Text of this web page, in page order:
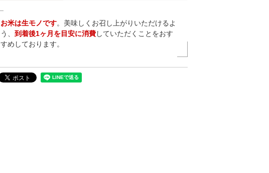
お米は生モノです。美味しくお召し上がりいただけるよ
う、到着後1ヶ月を目安に消費していただくことをおす
すめしております。